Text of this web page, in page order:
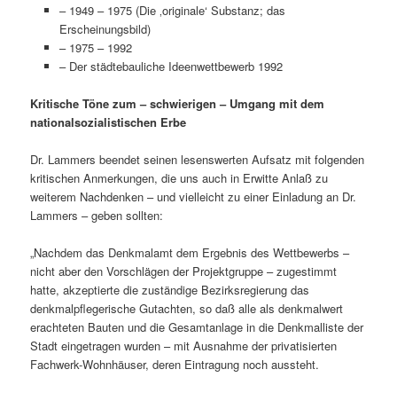
– 1949 – 1975 (Die ‚originale‘ Substanz; das
Erscheinungsbild)
– 1975 – 1992
– Der städtebauliche Ideenwettbewerb 1992
Kritische Töne zum – schwierigen – Umgang mit dem
nationalsozialistischen Erbe
Dr. Lammers beendet seinen lesenswerten Aufsatz mit folgenden
kritischen Anmerkungen, die uns auch in Erwitte Anlaß zu
weiterem Nachdenken – und vielleicht zu einer Einladung an Dr.
Lammers – geben sollten:
„Nachdem das Denkmalamt dem Ergebnis des Wettbewerbs –
nicht aber den Vorschlägen der Projektgruppe – zugestimmt
hatte, akzeptierte die zuständige Bezirksregierung das
denkmalpflegerische Gutachten, so daß alle als denkmalwert
erachteten Bauten und die Gesamtanlage in die Denkmalliste der
Stadt eingetragen wurden – mit Ausnahme der privatisierten
Fachwerk-Wohnhäuser, deren Eintragung noch aussteht.